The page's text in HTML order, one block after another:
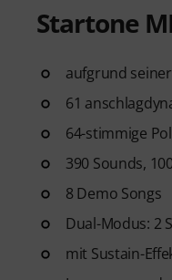
Startone
aufgrund
61
64-stimmige
390 Sounds,
8 Demo Songs
Dual-Modus: 2
mit Sustain-